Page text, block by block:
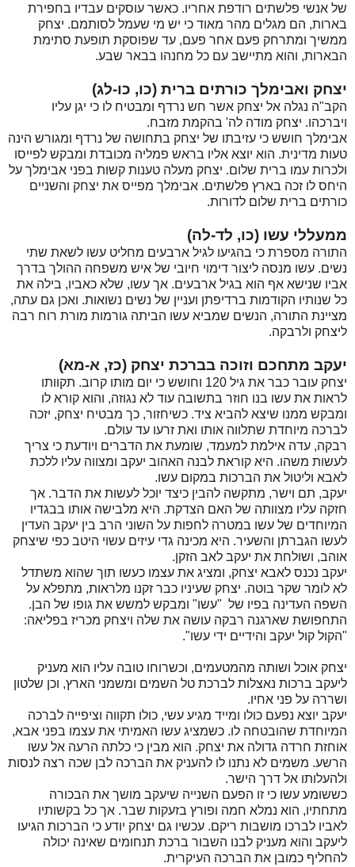
של אנשי פלשתים רודפת אחריו. כאשר עוסקים עבדיו בחפירת
בארות, הם מגלים מהר מאוד כי יש מי שעמל לסותמם. יצחק
ממשיך ומתרחק פעם אחר פעם, עד שפוסקת תופעת סתימת
הבארות, והוא מתיישב עם כל מחנהו בבאר שבע.
יצחק ואבימלך כורתים ברית (כו, כו-לג)
הקב"ה נגלה אל יצחק אשר חש נרדף ומבטיח לו כי יגן עליו
ויברכהו. יצחק מודה לה' בהקמת מזבח.
אבימלך חושש כי עזיבתו של יצחק בתחושה של נרדף ומגורש הינה
טעות מדינית. הוא יוצא אליו בראש פמליה מכובדת ומבקש לפייסו
ולכרות עמו ברית שלום. יצחק מעלה טענות קשות בפני אבימלך על
היחס לו זכה בארץ פלשתים. אבימלך מפייס את יצחק והשניים
כורתים ברית שלום לדורות.
ממעללי עשו (כו, לד-לה)
התורה מספרת כי בהגיעו לגיל ארבעים מחליט עשו לשאת שתי
נשים. עשו מנסה ליצור דימוי חיובי של איש משפחה ההולך בדרך
אביו שנישא אף הוא בגיל ארבעים. אך עשו, שלא כאביו, בילה את
כל שנותיו הקודמות ברדיפתן ועניין של נשים נשואות. ואכן גם עתה,
מציינת התורה, הנשים שמביא עשו הביתה גורמות מורת רוח רבה
ליצחק ולרבקה.
יעקב מתחכם וזוכה בברכת יצחק (כז, א-מא)
יצחק עובר כבר את גיל 120 וחושש כי יום מותו קרוב. תקוותו
לראות את עשו בנו חוזר בתשובה עוד לא נגוזה, והוא קורא לו
ומבקש ממנו שיצא להביא ציד. כשיחזור, כך מבטיח יצחק, יזכה
לברכה מיוחדת שתלווה אותו ואת זרעו עד עולם.
רבקה, עדה אילמת למעמד, שומעת את הדברים ויודעת כי צריך
לעשות משהו. היא קוראת לבנה האהוב יעקב ומצווה עליו ללכת
לאבא וליטול את הברכות במקום עשו.
יעקב, תם וישר, מתקשה להבין כיצד יוכל לעשות את הדבר. אך
חזקה עליו מצוותה של האם הצדקת. היא מלבישה אותו בבגדיו
המיוחדים של עשו במטרה לחפות על השוני הרב בין יעקב העדין
לעשו הגברתן והשעיר. היא מכינה גדי עיזים עשוי היטב כפי שיצחק
אוהב, ושולחת את יעקב לאב הזקן.
יעקב נכנס לאבא יצחק, ומציג את עצמו כעשו תוך שהוא משתדל
לא לומר שקר בוטה. יצחק שעיניו כבר זקנו מלראות, מתפלא על
השפה העדינה בפיו של "עשו" ומבקש למשש את גופו של הבן.
התחפושת שארגנה רבקה עושה את שלה ויצחק מכריז בפליאה:
"הקול קול יעקב והידיים ידי עשו".
יצחק אוכל ושותה מהמטעמים, וכשרוחו טובה עליו הוא מעניק
ליעקב ברכות נאצלות לברכת טל השמים ומשמני הארץ, וכן שלטון
ושררה על פני אחיו.
יעקב יוצא נפעם כולו ומייד מגיע עשי, כולו תקווה וציפייה לברכה
המיוחדת שהובטחה לו. כשמציג עשו האמיתי את עצמו בפני אבא,
אוחזת חרדה גדולה את יצחק. הוא מבין כי כלתה הרעה אל עשו
הרשע. משמים לא נתנו לו להעניק את הברכה לבן שכה רצה לנסות
ולהעלותו אל דרך הישר.
כששומע עשו כי זו הפעם השנייה שיעקב מושך את הבכורה
מתחתיו, הוא נמלא חמה ופורץ בזעקות שבר. אך כל בקשותיו
לאביו לברכו מושבות ריקם. עכשיו גם יצחק יודע כי הברכות הגיעו
ליעקב והוא מעניק לבנו השבור ברכת תנחומים שאינה יכולה
להחליף כמובן את הברכה העיקרית.